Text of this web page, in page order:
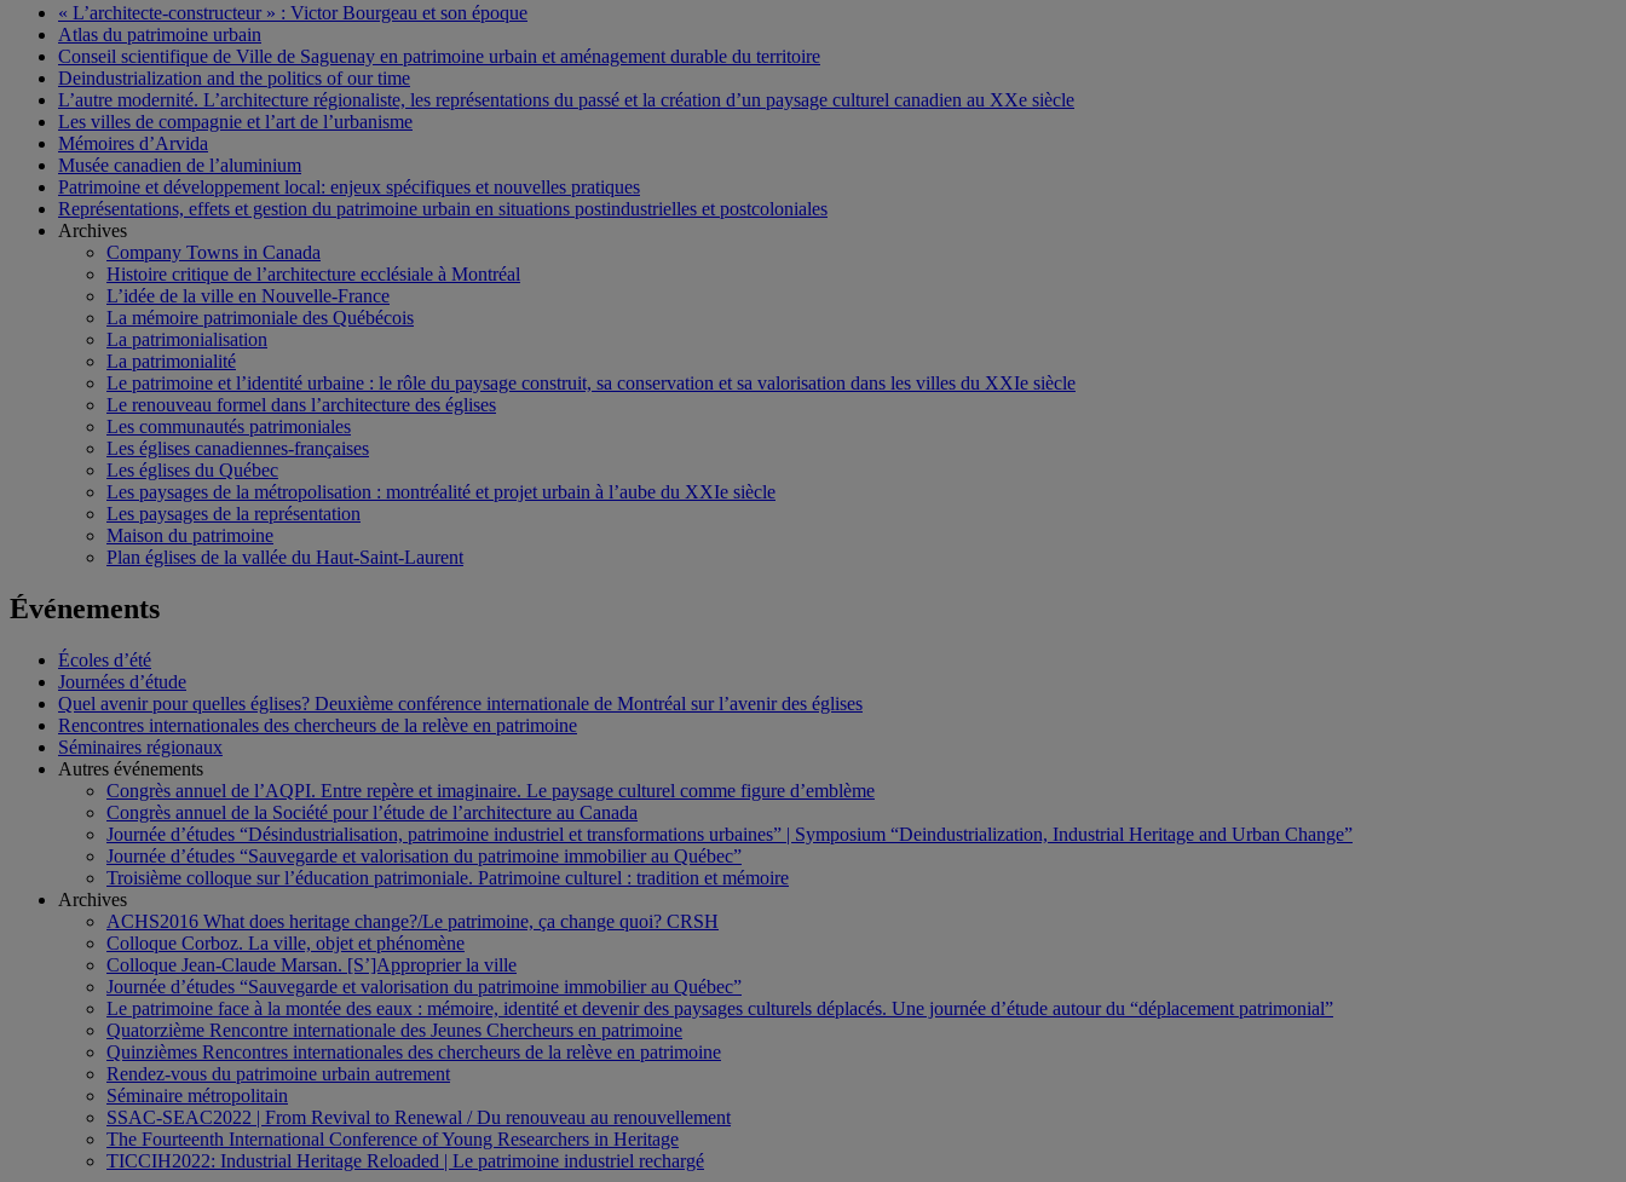
« L’architecte-constructeur » : Victor Bourgeau et son époque
Atlas du patrimoine urbain
Conseil scientifique de Ville de Saguenay en patrimoine urbain et aménagement durable du territoire
Deindustrialization and the politics of our time
L’autre modernité. L’architecture régionaliste, les représentations du passé et la création d’un paysage culturel canadien au XXe siècle
Les villes de compagnie et l’art de l’urbanisme
Mémoires d’Arvida
Musée canadien de l’aluminium
Patrimoine et développement local: enjeux spécifiques et nouvelles pratiques
Représentations, effets et gestion du patrimoine urbain en situations postindustrielles et postcoloniales
Archives
Company Towns in Canada
Histoire critique de l’architecture ecclésiale à Montréal
L’idée de la ville en Nouvelle-France
La mémoire patrimoniale des Québécois
La patrimonialisation
La patrimonialité
Le patrimoine et l’identité urbaine : le rôle du paysage construit, sa conservation et sa valorisation dans les villes du XXIe siècle
Le renouveau formel dans l’architecture des églises
Les communautés patrimoniales
Les églises canadiennes-françaises
Les églises du Québec
Les paysages de la métropolisation : montréalité et projet urbain à l’aube du XXIe siècle
Les paysages de la représentation
Maison du patrimoine
Plan églises de la vallée du Haut-Saint-Laurent
Événements
Écoles d’été
Journées d’étude
Quel avenir pour quelles églises? Deuxième conférence internationale de Montréal sur l’avenir des églises
Rencontres internationales des chercheurs de la relève en patrimoine
Séminaires régionaux
Autres événements
Congrès annuel de l’AQPI. Entre repère et imaginaire. Le paysage culturel comme figure d’emblème
Congrès annuel de la Société pour l’étude de l’architecture au Canada
Journée d’études “Désindustrialisation, patrimoine industriel et transformations urbaines” | Symposium “Deindustrialization, Industrial Heritage and Urban Change”
Journée d’études “Sauvegarde et valorisation du patrimoine immobilier au Québec”
Troisième colloque sur l’éducation patrimoniale. Patrimoine culturel : tradition et mémoire
Archives
ACHS2016 What does heritage change?/Le patrimoine, ça change quoi? CRSH
Colloque Corboz. La ville, objet et phénomène
Colloque Jean-Claude Marsan. [S’]Approprier la ville
Journée d’études “Sauvegarde et valorisation du patrimoine immobilier au Québec”
Le patrimoine face à la montée des eaux : mémoire, identité et devenir des paysages culturels déplacés. Une journée d’étude autour du “déplacement patrimonial”
Quatorzième Rencontre internationale des Jeunes Chercheurs en patrimoine
Quinzièmes Rencontres internationales des chercheurs de la relève en patrimoine
Rendez-vous du patrimoine urbain autrement
Séminaire métropolitain
SSAC-SEAC2022 | From Revival to Renewal / Du renouveau au renouvellement
The Fourteenth International Conference of Young Researchers in Heritage
TICCIH2022: Industrial Heritage Reloaded | Le patrimoine industriel rechargé